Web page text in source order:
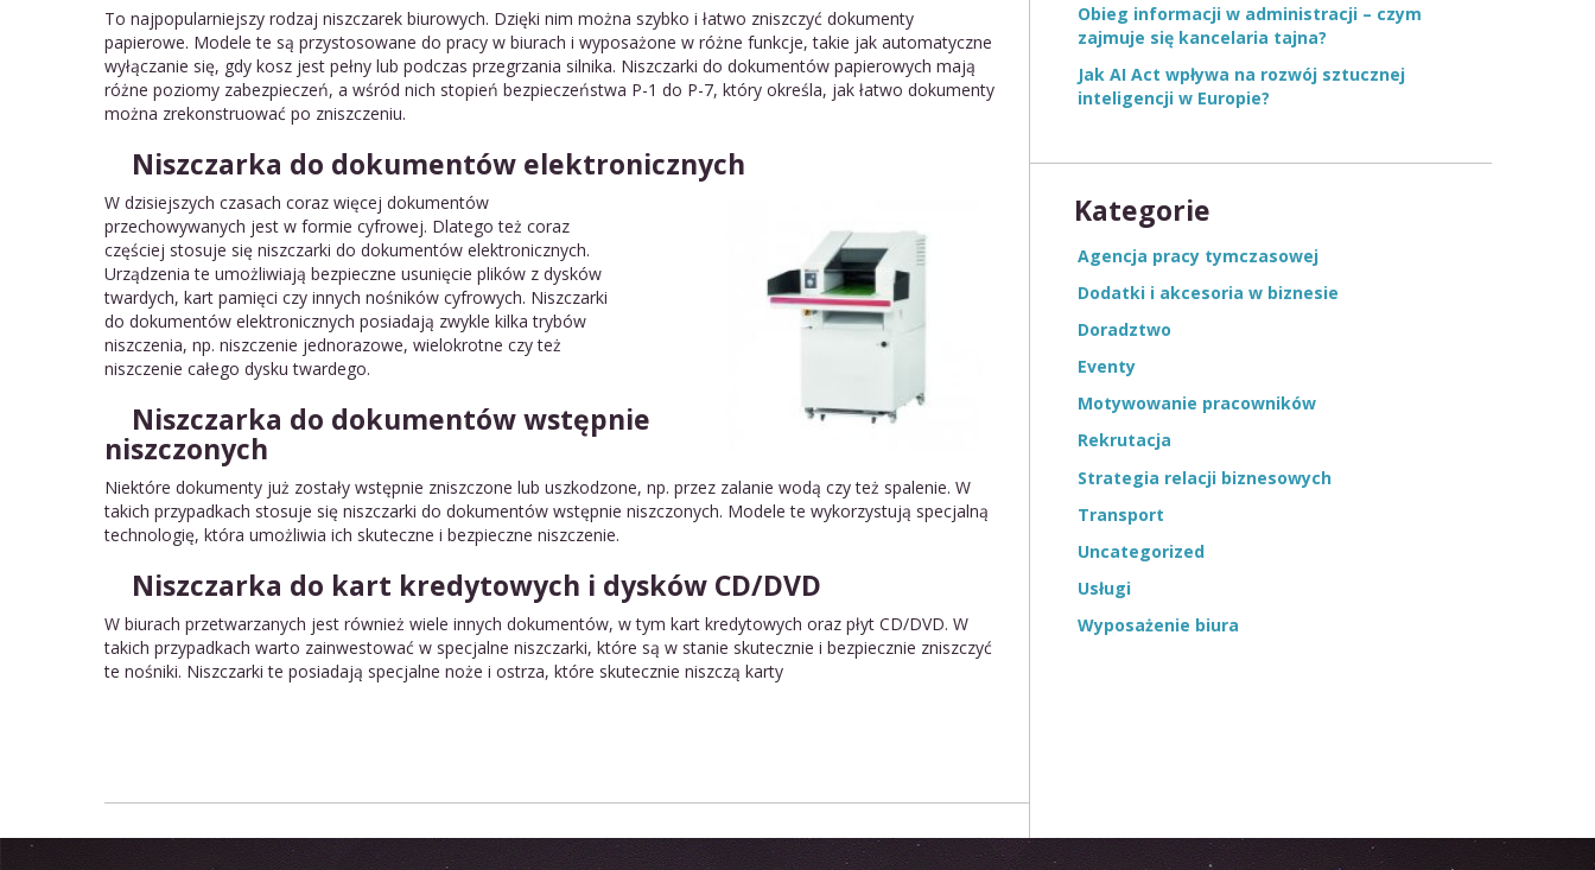
To najpopularniejszy rodzaj niszczarek biurowych. Dzięki nim można szybko i łatwo zniszczyć dokumenty
papierowe. Modele te są przystosowane do pracy w biurach i wyposażone w różne funkcje, takie jak automatyczne
wyłączanie się, gdy kosz jest pełny lub podczas przegrzania silnika. Niszczarki do dokumentów papierowych mają
różne poziomy zabezpieczeń, a wśród nich stopień bezpieczeństwa P-1 do P-7, który określa, jak łatwo dokumenty
można zrekonstruować po zniszczeniu.
Niszczarka do dokumentów elektronicznych
W dzisiejszych czasach coraz więcej dokumentów
przechowywanych jest w formie cyfrowej. Dlatego też coraz
częściej stosuje się niszczarki do dokumentów elektronicznych.
Urządzenia te umożliwiają bezpieczne usunięcie plików z dysków
twardych, kart pamięci czy innych nośników cyfrowych. Niszczarki
do dokumentów elektronicznych posiadają zwykle kilka trybów
niszczenia, np. niszczenie jednorazowe, wielokrotne czy też
niszczenie całego dysku twardego.
Niszczarka do dokumentów wstępnie
niszczonych
Niektóre dokumenty już zostały wstępnie zniszczone lub uszkodzone, np. przez zalanie wodą czy też spalenie. W
takich przypadkach stosuje się niszczarki do dokumentów wstępnie niszczonych. Modele te wykorzystują specjalną
technologię, która umożliwia ich skuteczne i bezpieczne niszczenie.
Niszczarka do kart kredytowych i dysków CD/DVD
W biurach przetwarzanych jest również wiele innych dokumentów, w tym kart kredytowych oraz płyt CD/DVD. W
takich przypadkach warto zainwestować w specjalne niszczarki, które są w stanie skutecznie i bezpiecznie zniszczyć
te nośniki. Niszczarki te posiadają specjalne noże i ostrza, które skutecznie niszczą karty
Obieg informacji w administracji – czym
zajmuje się kancelaria tajna?
Jak AI Act wpływa na rozwój sztucznej
inteligencji w Europie?
Kategorie
Agencja pracy tymczasowej
Dodatki i akcesoria w biznesie
Doradztwo
Eventy
Motywowanie pracowników
Rekrutacja
Strategia relacji biznesowych
Transport
Uncategorized
Usługi
Wyposażenie biura